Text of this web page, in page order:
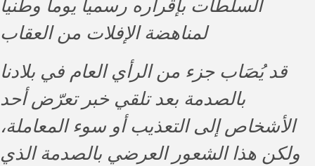
لمناهضة الإفلات من العقاب
قد يُصَاب جزء من الرأي العام في بلادنا
بالصدمة بعد تلقي خبر تعرّض أحد
الأشخاص إلى التعذيب أو سوء المعاملة،
ولكن هذا الشعور العرضي بالصدمة الذي